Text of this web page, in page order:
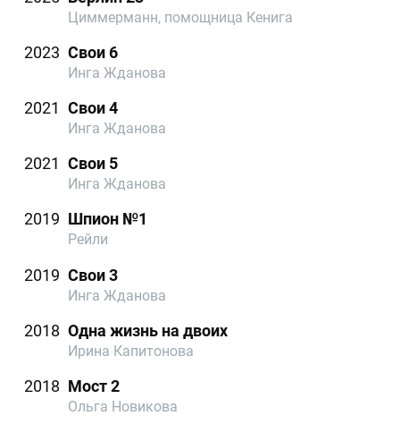
Циммерманн, помощница Кенига
2023 Свои 6
Инга Жданова
2021 Свои 4
Инга Жданова
2021 Свои 5
Инга Жданова
2019 Шпион №1
Рейли
2019 Свои 3
Инга Жданова
2018 Одна жизнь на двоих
Ирина Капитонова
2018 Мост 2
Ольга Новикова